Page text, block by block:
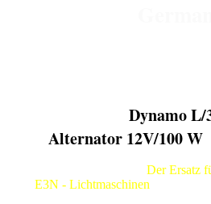
Dynamo L/3 -
Alternator 12V/100 W
Der Ersatz
E3N - Lichtmaschinen